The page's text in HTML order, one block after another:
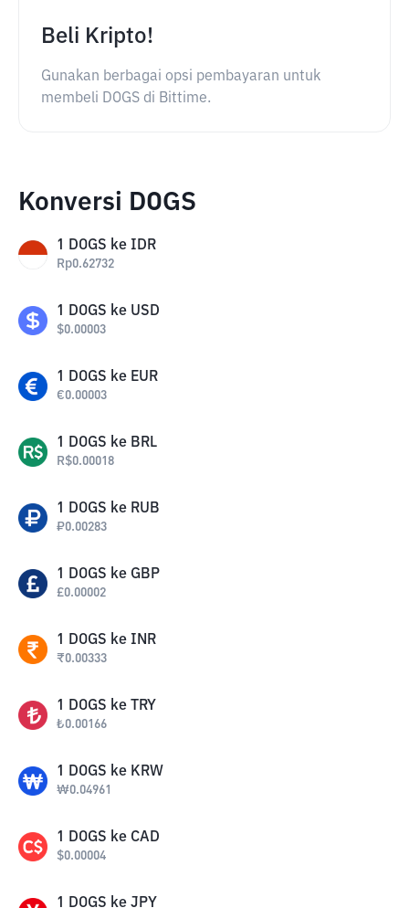
Beli Kripto!
Gunakan berbagai opsi pembayaran untuk
membeli DOGS di Bittime.
Konversi DOGS
1 DOGS ke IDR
Rp0.62732
1 DOGS ke USD
$0.00003
1 DOGS ke EUR
€0.00003
1 DOGS ke BRL
R$0.00018
1 DOGS ke RUB
₽0.00283
1 DOGS ke GBP
£0.00002
1 DOGS ke INR
₹0.00333
1 DOGS ke TRY
₺0.00166
1 DOGS ke KRW
₩0.04961
1 DOGS ke CAD
$0.00004
1 DOGS ke JPY